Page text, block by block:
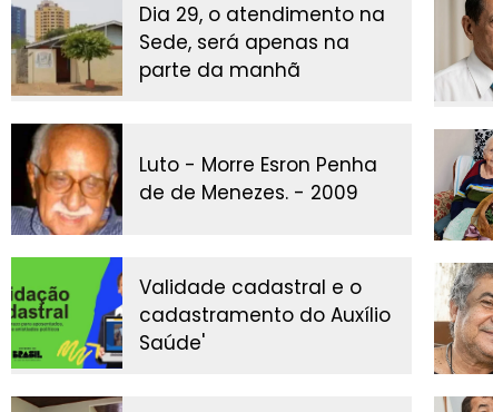
Dia 29, o atendimento na
Sede, será apenas na
parte da manhã
Luto - Morre Esron Penha
de de Menezes. - 2009
Validade cadastral e o
cadastramento do Auxílio
Saúde'